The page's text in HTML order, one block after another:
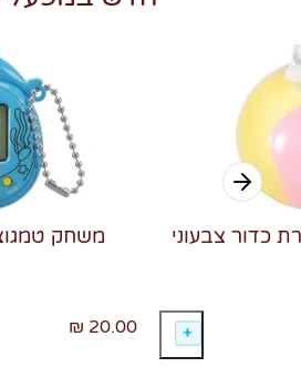
משחק
20.00 ₪
כדור צבעוני